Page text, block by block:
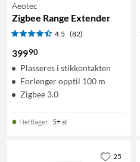
Aeotec
Zigbee Range Extender
4.5 (82)
39990
Plasseres i stikkontakten
Forlenger opptil 100 m
Zigbee 3.0
Nettlager: 5+ st
25